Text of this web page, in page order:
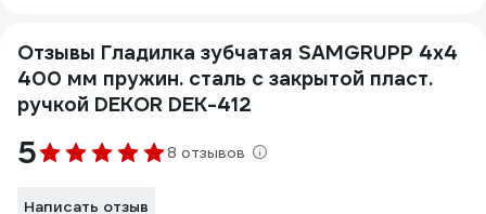
Отзывы Гладилка зубчатая SAMGRUPP 4х4
400 мм пружин. сталь c закрытой пласт.
ручкой DEKOR DEK-412
5 8 отзывов
Написать отзыв